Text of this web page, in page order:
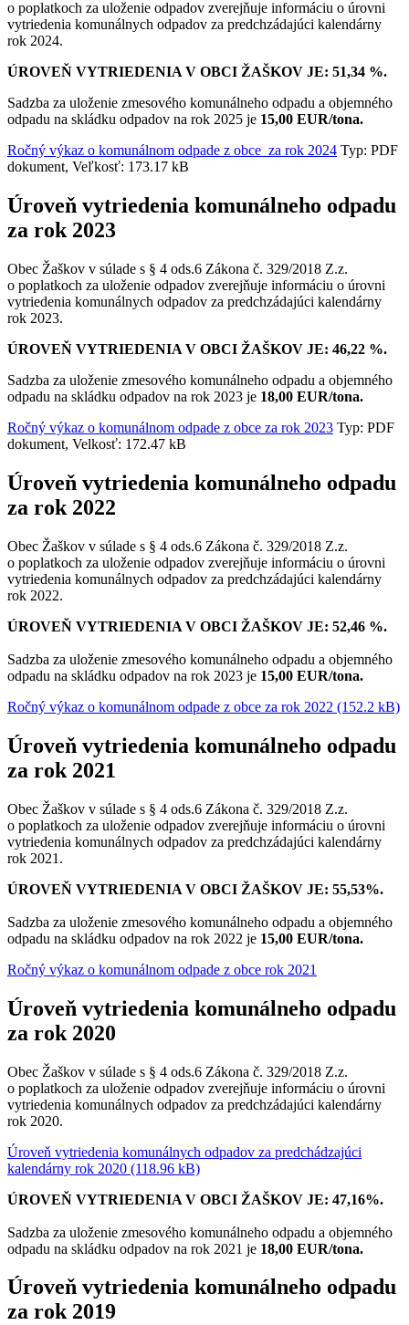
o poplatkoch za uloženie odpadov zverejňuje informáciu o úrovni
vytriedenia komunálnych odpadov za predchzádajúci kalendárny
rok 2024.
ÚROVEŇ VYTRIEDENIA V OBCI ŽAŠKOV JE: 51,34 %.
Sadzba za uloženie zmesového komunálneho odpadu a objemného
odpadu na skládku odpadov na rok 2025 je 15,00 EUR/tona.
Ročný výkaz o komunálnom odpade z obce za rok 2024 Typ: PDF
dokument, Veľkosť: 173.17 kB
Úroveň vytriedenia komunálneho odpadu
za rok 2023
Obec Žaškov v súlade s § 4 ods.6 Zákona č. 329/2018 Z.z.
o poplatkoch za uloženie odpadov zverejňuje informáciu o úrovni
vytriedenia komunálnych odpadov za predchzádajúci kalendárny
rok 2023.
ÚROVEŇ VYTRIEDENIA V OBCI ŽAŠKOV JE: 46,22 %.
Sadzba za uloženie zmesového komunálneho odpadu a objemného
odpadu na skládku odpadov na rok 2023 je 18,00 EUR/tona.
Ročný výkaz o komunálnom odpade z obce za rok 2023 Typ: PDF
dokument, Velkosť: 172.47 kB
Úroveň vytriedenia komunálneho odpadu
za rok 2022
Obec Žaškov v súlade s § 4 ods.6 Zákona č. 329/2018 Z.z.
o poplatkoch za uloženie odpadov zverejňuje informáciu o úrovni
vytriedenia komunálnych odpadov za predchzádajúci kalendárny
rok 2022.
ÚROVEŇ VYTRIEDENIA V OBCI ŽAŠKOV JE: 52,46 %.
Sadzba za uloženie zmesového komunálneho odpadu a objemného
odpadu na skládku odpadov na rok 2023 je 15,00 EUR/tona.
Ročný výkaz o komunálnom odpade z obce za rok 2022 (152.2 kB)
Úroveň vytriedenia komunálneho odpadu
za rok 2021
Obec Žaškov v súlade s § 4 ods.6 Zákona č. 329/2018 Z.z.
o poplatkoch za uloženie odpadov zverejňuje informáciu o úrovni
vytriedenia komunálnych odpadov za predchzádajúci kalendárny
rok 2021.
ÚROVEŇ VYTRIEDENIA V OBCI ŽAŠKOV JE: 55,53%.
Sadzba za uloženie zmesového komunálneho odpadu a objemného
odpadu na skládku odpadov na rok 2022 je 15,00 EUR/tona.
Ročný výkaz o komunálnom odpade z obce rok 2021
Úroveň vytriedenia komunálneho odpadu
za rok 2020
Obec Žaškov v súlade s § 4 ods.6 Zákona č. 329/2018 Z.z.
o poplatkoch za uloženie odpadov zverejňuje informáciu o úrovni
vytriedenia komunálnych odpadov za predchzádajúci kalendárny
rok 2020.
Úroveň vytriedenia komunálnych odpadov za predchádzajúci
kalendárny rok 2020 (118.96 kB)
ÚROVEŇ VYTRIEDENIA V OBCI ŽAŠKOV JE: 47,16%.
Sadzba za uloženie zmesového komunálneho odpadu a objemného
odpadu na skládku odpadov na rok 2021 je 18,00 EUR/tona.
Úroveň vytriedenia komunálneho odpadu
za rok 2019